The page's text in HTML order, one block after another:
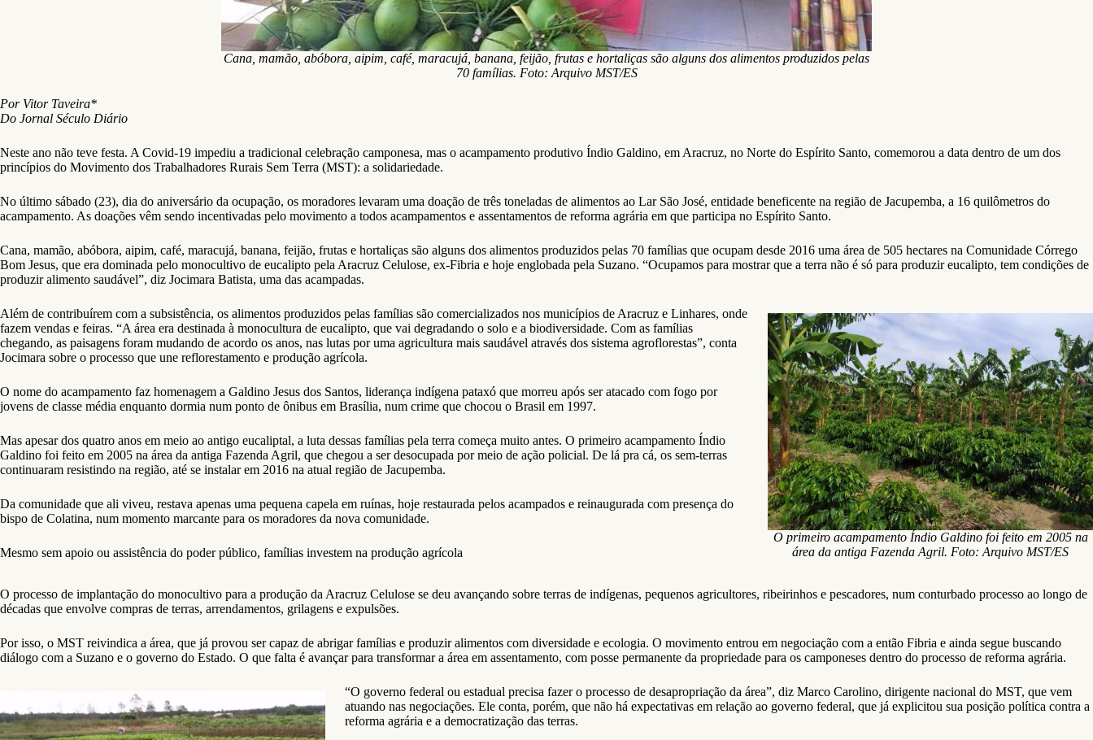
Cana, mamão, abóbora, aipim, café, maracujá, banana, feijão, frutas e hortaliças são alguns dos alimentos produzidos pelas
70 famílias. Foto: Arquivo MST/ES
Por Vitor Taveira*
Do Jornal Século Diário
Neste ano não teve festa. A Covid-19 impediu a tradicional celebração camponesa, mas o acampamento produtivo Índio Galdino, em Aracruz, no Norte do Espírito Santo, comemorou a data dentro de um dos
princípios do Movimento dos Trabalhadores Rurais Sem Terra (MST): a solidariedade.
No último sábado (23), dia do aniversário da ocupação, os moradores levaram uma doação de três toneladas de alimentos ao Lar São José, entidade beneficente na região de Jacupemba, a 16 quilômetros do
acampamento. As doações vêm sendo incentivadas pelo movimento a todos acampamentos e assentamentos de reforma agrária em que participa no Espírito Santo.
Cana, mamão, abóbora, aipim, café, maracujá, banana, feijão, frutas e hortaliças são alguns dos alimentos produzidos pelas 70 famílias que ocupam desde 2016 uma área de 505 hectares na Comunidade Córrego
Bom Jesus, que era dominada pelo monocultivo de eucalipto pela Aracruz Celulose, ex-Fibria e hoje englobada pela Suzano. “Ocupamos para mostrar que a terra não é só para produzir eucalipto, tem condições de
produzir alimento saudável”, diz Jocimara Batista, uma das acampadas.
O primeiro acampamento Índio Galdino foi feito em 2005 na
área da antiga Fazenda Agril. Foto: Arquivo MST/ES
Além de contribuírem com a subsistência, os alimentos produzidos pelas famílias são comercializados nos municípios de Aracruz e Linhares, onde
fazem vendas e feiras. “A área era destinada à monocultura de eucalipto, que vai degradando o solo e a biodiversidade. Com as famílias
chegando, as paisagens foram mudando de acordo os anos, nas lutas por uma agricultura mais saudável através dos sistema agroflorestas”, conta
Jocimara sobre o processo que une reflorestamento e produção agrícola.
O nome do acampamento faz homenagem a Galdino Jesus dos Santos, liderança indígena pataxó que morreu após ser atacado com fogo por
jovens de classe média enquanto dormia num ponto de ônibus em Brasília, num crime que chocou o Brasil em 1997.
Mas apesar dos quatro anos em meio ao antigo eucaliptal, a luta dessas famílias pela terra começa muito antes. O primeiro acampamento Índio
Galdino foi feito em 2005 na área da antiga Fazenda Agril, que chegou a ser desocupada por meio de ação policial. De lá pra cá, os sem-terras
continuaram resistindo na região, até se instalar em 2016 na atual região de Jacupemba.
Da comunidade que ali viveu, restava apenas uma pequena capela em ruínas, hoje restaurada pelos acampados e reinaugurada com presença do
bispo de Colatina, num momento marcante para os moradores da nova comunidade.
Mesmo sem apoio ou assistência do poder público, famílias investem na produção agrícola
O processo de implantação do monocultivo para a produção da Aracruz Celulose se deu avançando sobre terras de indígenas, pequenos agricultores, ribeirinhos e pescadores, num conturbado processo ao longo de
décadas que envolve compras de terras, arrendamentos, grilagens e expulsões.
Por isso, o MST reivindica a área, que já provou ser capaz de abrigar famílias e produzir alimentos com diversidade e ecologia. O movimento entrou em negociação com a então Fibria e ainda segue buscando
diálogo com a Suzano e o governo do Estado. O que falta é avançar para transformar a área em assentamento, com posse permanente da propriedade para os camponeses dentro do processo de reforma agrária.
“O governo federal ou estadual precisa fazer o processo de desapropriação da área”, diz Marco Carolino, dirigente nacional do MST, que vem
atuando nas negociações. Ele conta, porém, que não há expectativas em relação ao governo federal, que já explicitou sua posição política contra a
reforma agrária e a democratização das terras.